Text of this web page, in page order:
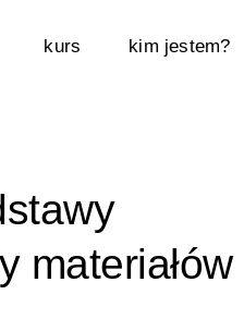
kurs kim jestem?
materiałów